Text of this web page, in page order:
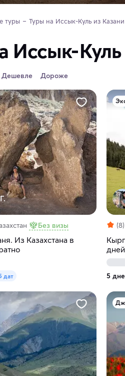
туры Туры на Иссык-Куль из Казани
Иссык-Куль
Дешевле Дороже
Без визы
Из Казахстана в
дат
(8)
дней
5